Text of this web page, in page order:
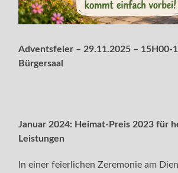
Adventsfeier – 29.11.2025 – 15H00-
Bürgersaal
Januar 2024: Heimat-Preis 2023 für
Leistungen
In einer feierlichen Zeremonie am